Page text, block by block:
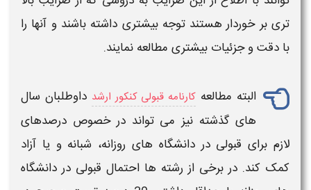
تری بر خوردار هستند توجه بیشتری داشته باشند و آنها را
با دقت و جزئیات بیشتری مطالعه نمایند.
البته مطالعه کارنامه قبولی کنکور ارشد داوطلبان سال
های گذشته نیز می تواند در خصوص درصدهای
لازم برای قبولی در دانشگاه های روزانه، شبانه و یا آزاد
کمک کند. در برخی از رشته ها احتمال قبولی در دانشگاه